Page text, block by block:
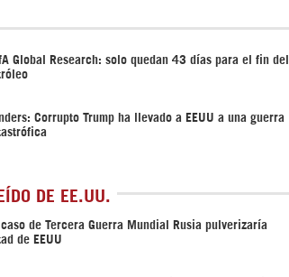
Global Research: solo quedan 43 días para el fin del
Corrupto Trump ha llevado a EEUU a una guerra
DE EE.UU.
caso de Tercera Guerra Mundial Rusia pulverizaría
de EEUU